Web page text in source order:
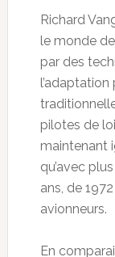
Richard
le monde
par des
pilotes de
maintenant
qu’avec
ans, de
avionneurs.
En